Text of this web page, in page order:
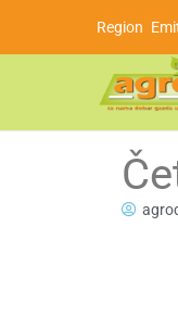
Region